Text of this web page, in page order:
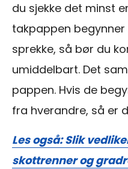
du sjekke det minst
takpappen
sprekke, så bør du
umiddelbart. Det
pappen. Hvis de
fra hverandre, så er
Les også: Slik
skottrenner og